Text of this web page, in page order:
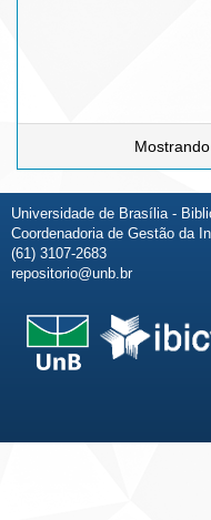
Universidade de Brasília -
Coordenadoria de Gestão da
(61) 3107-2683
repositorio@unb.br